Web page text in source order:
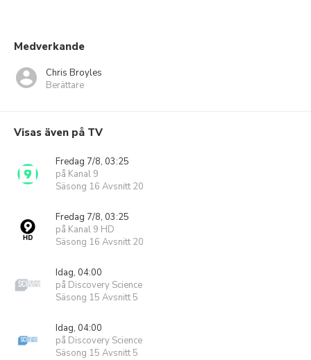
Medverkande
Chris Broyles
Berättare
Visas även på TV
Fredag 7/8, 03:25
på Kanal 9
Säsong 16 Avsnitt 20
Fredag 7/8, 03:25
på Kanal 9 HD
Säsong 16 Avsnitt 20
Idag, 04:00
på Discovery Science
Säsong 15 Avsnitt 5
Idag, 04:00
på Discovery Science
Säsong 15 Avsnitt 5